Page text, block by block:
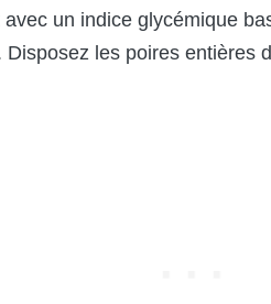
un indice glycémique
les poires entières